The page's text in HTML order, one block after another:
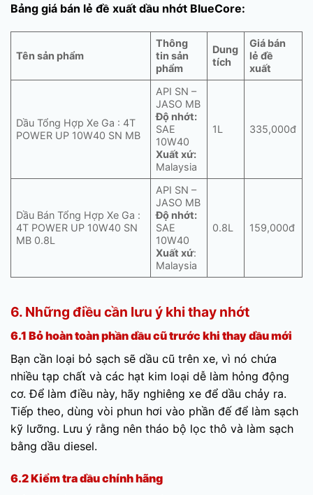
Bảng giá bán lẻ đề xuất dầu nhớt BlueCore:
Tên sản phẩm
Thông
tin sản
phẩm
Dung
tích
Giá bán
lẻ đề
xuất
Dầu Tổng Hợp Xe Ga : 4T
POWER UP 10W40 SN MB
API SN –
JASO MB
Độ nhớt:
SAE
10W40
Xuất xứ:
Malaysia
1L 335,000đ
Dầu Bán Tổng Hợp Xe Ga :
4T POWER UP 10W40 SN
MB 0.8L
API SN –
JASO MB
Độ nhớt:
SAE
10W40
Xuất xứ:
Malaysia
0.8L 159,000đ
6. Những điều cần lưu ý khi thay nhớt
6.1 Bỏ hoàn toàn phần dầu cũ trước khi thay dầu mới
Bạn cần loại bỏ sạch sẽ dầu cũ trên xe, vì nó chứa
nhiều tạp chất và các hạt kim loại dễ làm hỏng động
cơ. Để làm điều này, hãy nghiêng xe để dầu chảy ra.
Tiếp theo, dùng vòi phun hơi vào phần đế để làm sạch
kỹ lưỡng. Lưu ý rằng nên tháo bộ lọc thô và làm sạch
bằng dầu diesel.
6.2 Kiểm tra dầu chính hãng